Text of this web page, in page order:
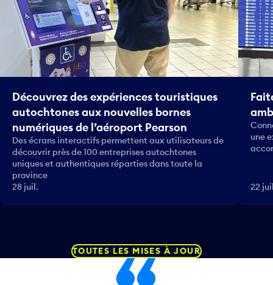
Découvrez des expériences touristiques
autochtones aux nouvelles bornes
numériques de l’aéroport Pearson
Des écrans interactifs permettent aux utilisateurs de
découvrir près de 100 entreprises autochtones
uniques et authentiques réparties dans toute la
province
28 juil.
une
22
TOUTES LES MISES À JOUR